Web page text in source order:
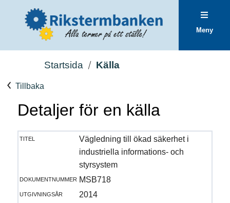
Meny
Startsida Källa
Tillbaka
Detaljer för en källa
titel
Vägledning till ökad säkerhet i
industriella informations- och
styrsystem
dokumentnummer MSB718
utgivningsår
2014